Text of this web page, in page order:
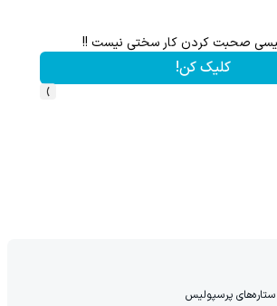
صحبت کردن کار سختی نیست !!
کلیک کن!
›
پرسپولیس